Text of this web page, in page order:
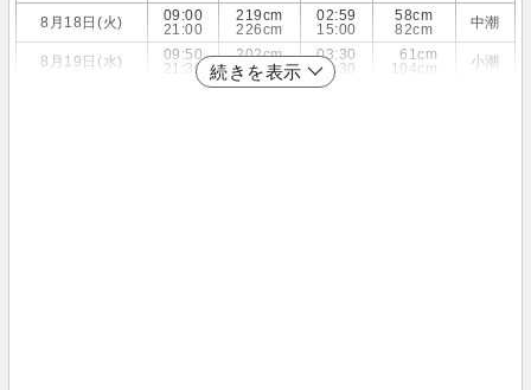
8月18日(火)
09:00
21:00
219cm
226cm
02:59
15:00
58cm
82cm
中潮
8月19日(水)
09:50
21:30
202cm
217cm
03:30
15:30
61cm
104cm
小潮
続きを表示